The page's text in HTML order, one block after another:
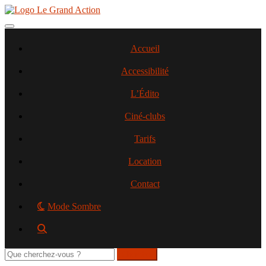
Aller
contenu
Toggle navigation
Accueil
Accessibilité
L’Édito
Ciné-clubs
Tarifs
Location
Contact
Mode Sombre
Rechercher
sur